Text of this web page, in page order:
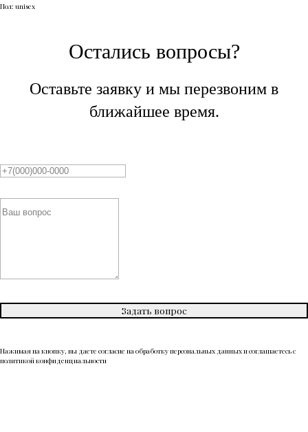
Пол: unisex
Остались вопросы?
Оставьте заявку и мы перезвоним в
ближайшее время.
Задать вопрос
Нажимая на кнопку, вы даете согласие на обработку персональных данных и соглашаетесь c
политикой конфиденциальности